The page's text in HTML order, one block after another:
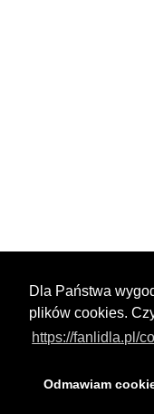
Dla Państwa
plików cookies.
https://fanlidla.pl/
Odmawiam